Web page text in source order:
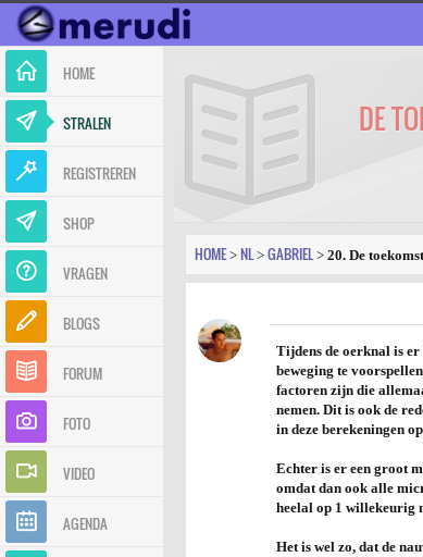
HOME
STRALEN
REGISTREREN
SHOP
VRAGEN
BLOGS
FORUM
FOTO
VIDEO
AGENDA
DE
HOME > NL > GABRIEL > 20. De toekomst
Tijdens de oerknal is
beweging te
factoren zijn die
nemen. Dit is ook de
in deze berekeningen
Echter is er een groot
omdat dan ook alle
heelal op 1 willekeurig
Het is wel zo, dat de